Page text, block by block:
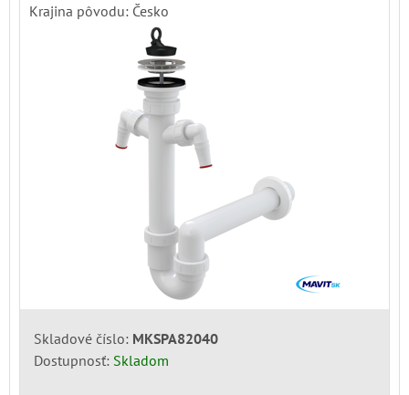
Krajina pôvodu: Česko
Skladové číslo: MKSPA82040
Dostupnosť: Skladom